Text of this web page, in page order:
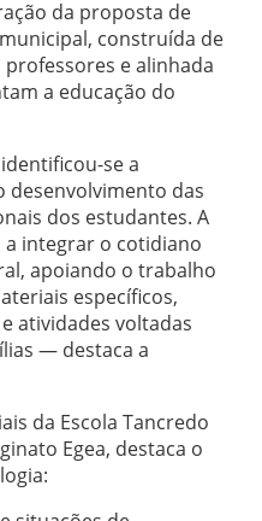
da proposta de
construída de
e alinhada
a educação do
se a
das
dos estudantes. A
integrar o cotidiano
apoiando o trabalho
específicos,
atividades voltadas
— destaca a
da Escola Tancredo
Egea, destaca o